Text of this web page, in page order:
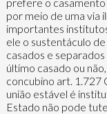
por meio de uma via
importantes
ele o sustentáculo
casados e
último casado ou
concubino art. 1.727
união estável é
Estado não pode